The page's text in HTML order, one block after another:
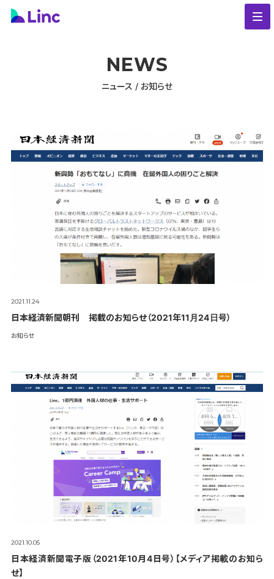
NEWS
ニュース / お知らせ
2021.11.24
日本経済新聞朝刊 掲載のお知らせ（2021年11月24日号）
お知らせ
2021.10.05
日本経済新聞電子版（2021年10月4日号）【メディア掲載のお知ら
せ】